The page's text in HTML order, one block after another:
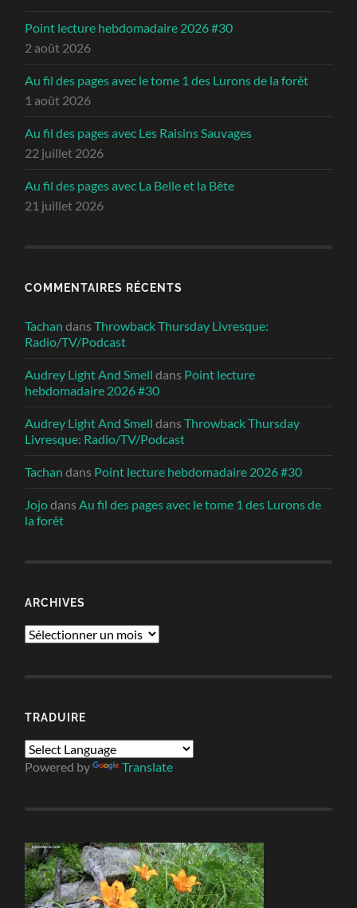
Point lecture hebdomadaire 2026 #30
2 août 2026
Au fil des pages avec le tome 1 des Lurons de la forêt
1 août 2026
Au fil des pages avec Les Raisins Sauvages
22 juillet 2026
Au fil des pages avec La Belle et la Bête
21 juillet 2026
COMMENTAIRES RÉCENTS
Tachan dansThrowback Thursday Livresque:
Radio/TV/Podcast
Audrey Light And Smell dans Point lecture
hebdomadaire 2026 #30
Audrey Light And Smell dansThrowback Thursday
Livresque: Radio/TV/Podcast
Tachan dans Point lecture hebdomadaire 2026 #30
JojodansAu fil des pages avec le tome 1 des Lurons de
la forêt
ARCHIVES
Archives
TRADUIRE
Powered by Translate